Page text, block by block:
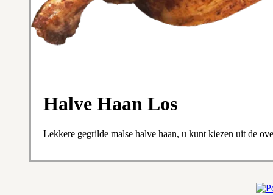
Halve Haan Los
Lekkere gegrilde malse halve haan, u kunt kiezen uit de